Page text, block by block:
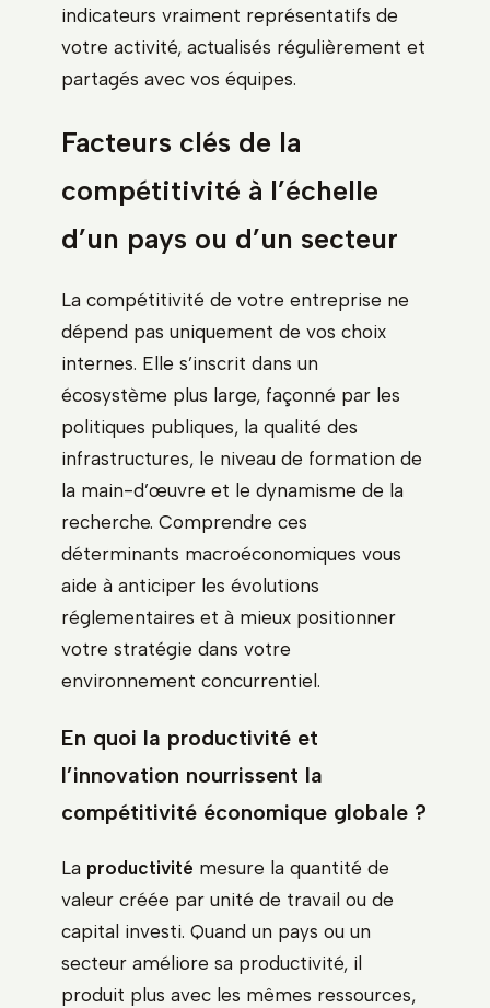
indicateurs vraiment représentatifs de
votre activité, actualisés régulièrement et
partagés avec vos équipes.
Facteurs clés de la
compétitivité à l’échelle
d’un pays ou d’un secteur
La compétitivité de votre entreprise ne
dépend pas uniquement de vos choix
internes. Elle s’inscrit dans un
écosystème plus large, façonné par les
politiques publiques, la qualité des
infrastructures, le niveau de formation de
la main-d’œuvre et le dynamisme de la
recherche. Comprendre ces
déterminants macroéconomiques vous
aide à anticiper les évolutions
réglementaires et à mieux positionner
votre stratégie dans votre
environnement concurrentiel.
En quoi la productivité et
l’innovation nourrissent la
compétitivité économique globale ?
La productivité mesure la quantité de
valeur créée par unité de travail ou de
capital investi. Quand un pays ou un
secteur améliore sa productivité, il
produit plus avec les mêmes ressources,